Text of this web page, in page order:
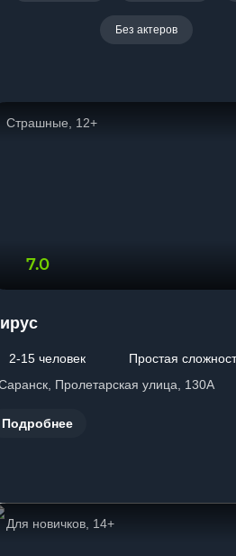
Без актеров
Страшные, 12+
7.0
2-15 человек
Простая
Саранск, Пролетарская улица, 130А
Подробнее
Для новичков, 14+